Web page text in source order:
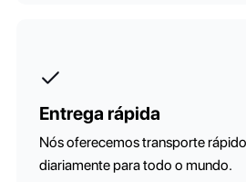
Entrega rápida
Nós oferecemos transporte
diariamente para todo o mundo.